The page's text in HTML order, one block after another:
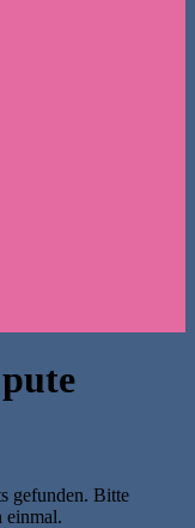
pute
gefunden. Bitte
einmal.